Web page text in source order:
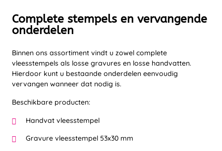
Complete stempels en vervangende
onderdelen
Binnen ons assortiment vindt u zowel complete
vleesstempels als losse gravures en losse handvatten.
Hierdoor kunt u bestaande onderdelen eenvoudig
vervangen wanneer dat nodig is.
Beschikbare producten:
Handvat vleesstempel
Gravure vleesstempel 53x30 mm